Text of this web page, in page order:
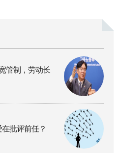
管制，劳动长
批评前任？